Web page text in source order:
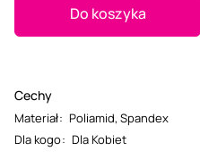
Do koszyka
Cechy
Materiał: Poliamid, Spandex
Dla kogo: Dla Kobiet